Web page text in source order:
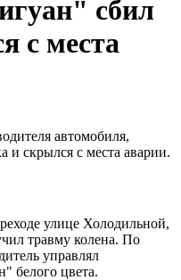
сбил
с места
автомобиля,
и скрылся с места аварии.
улице Холодильной,
травму колена. По
управлял
белого цвета.